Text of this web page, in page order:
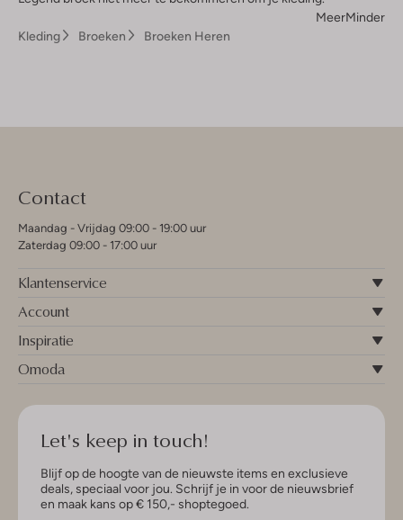
MeerMinder
Kleding
Broeken Broeken Heren
Contact
Maandag - Vrijdag 09:00 - 19:00 uur
Zaterdag 09:00 - 17:00 uur
Klantenservice
Account
Inspiratie
Omoda
Let's keep in touch!
Blijf op de hoogte van de nieuwste items en exclusieve
deals, speciaal voor jou. Schrijf je in voor de nieuwsbrief
en maak kans op € 150,- shoptegoed.